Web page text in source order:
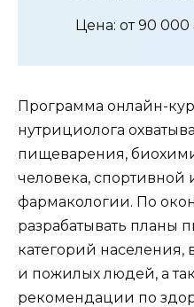
Цена: от 90 000
Программа онлайн-
нутрициолога
пищеварения,
человека,
фармакологии. По
разрабатывать планы
категорий населения,
и пожилых людей, а
рекомендации по